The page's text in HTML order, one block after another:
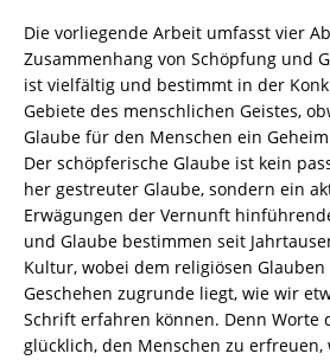
8260-
4
[Digital]
Menge
Die vorliegende Arbeit umfasst vier
Zusammenhang von Schöpfung und
ist vielfältig und bestimmt in der
Gebiete des menschlichen Geistes,
Glaube für den Menschen ein
Der schöpferische Glaube ist kein
her gestreuter Glaube, sondern ein
Erwägungen der Vernunft
und Glaube bestimmen seit
Kultur, wobei dem religiösen
Geschehen zugrunde liegt, wie wir
Schrift erfahren können. Denn Worte
glücklich, den Menschen zu erfreuen,